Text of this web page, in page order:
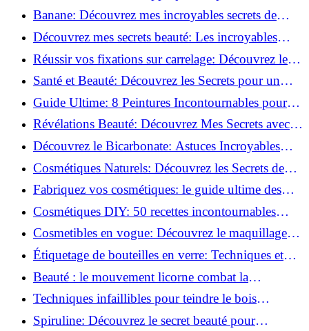
Techniques pour un mur intérieur parfait!
Banane: Découvrez mes incroyables secrets de
beauté!
Découvrez mes secrets beauté: Les incroyables
vertus du curcuma!
Réussir vos fixations sur carrelage: Découvrez les
astuces infaillibles !
Santé et Beauté: Découvrez les Secrets pour un
Bien-être Optimal!
Guide Ultime: 8 Peintures Incontournables pour
Bois Extérieurs!
Révélations Beauté: Découvrez Mes Secrets avec le
Thé Vert Matcha!
Découvrez le Bicarbonate: Astuces Incroyables
pour Votre Quotidien!
Cosmétiques Naturels: Découvrez les Secrets de
Beauté Éco-responsables!
Fabriquez vos cosmétiques: le guide ultime des
produits de beauté maison!
Cosmétiques DIY: 50 recettes incontournables
pour sublimer votre beauté naturelle!
Cosmetibles en vogue: Découvrez le maquillage
100% comestible!
Étiquetage de bouteilles en verre: Techniques et
astuces incontournables!
Beauté : le mouvement licorne combat la
surconsommation !
Techniques infaillibles pour teindre le bois
naturellement: Découvrez comment!
Spiruline: Découvrez le secret beauté pour